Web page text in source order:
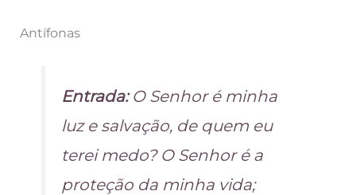
Antífonas
Entrada:O Senhor é minha
luz e salvação, de quem eu
terei medo? O Senhor é a
proteção da minha vida;